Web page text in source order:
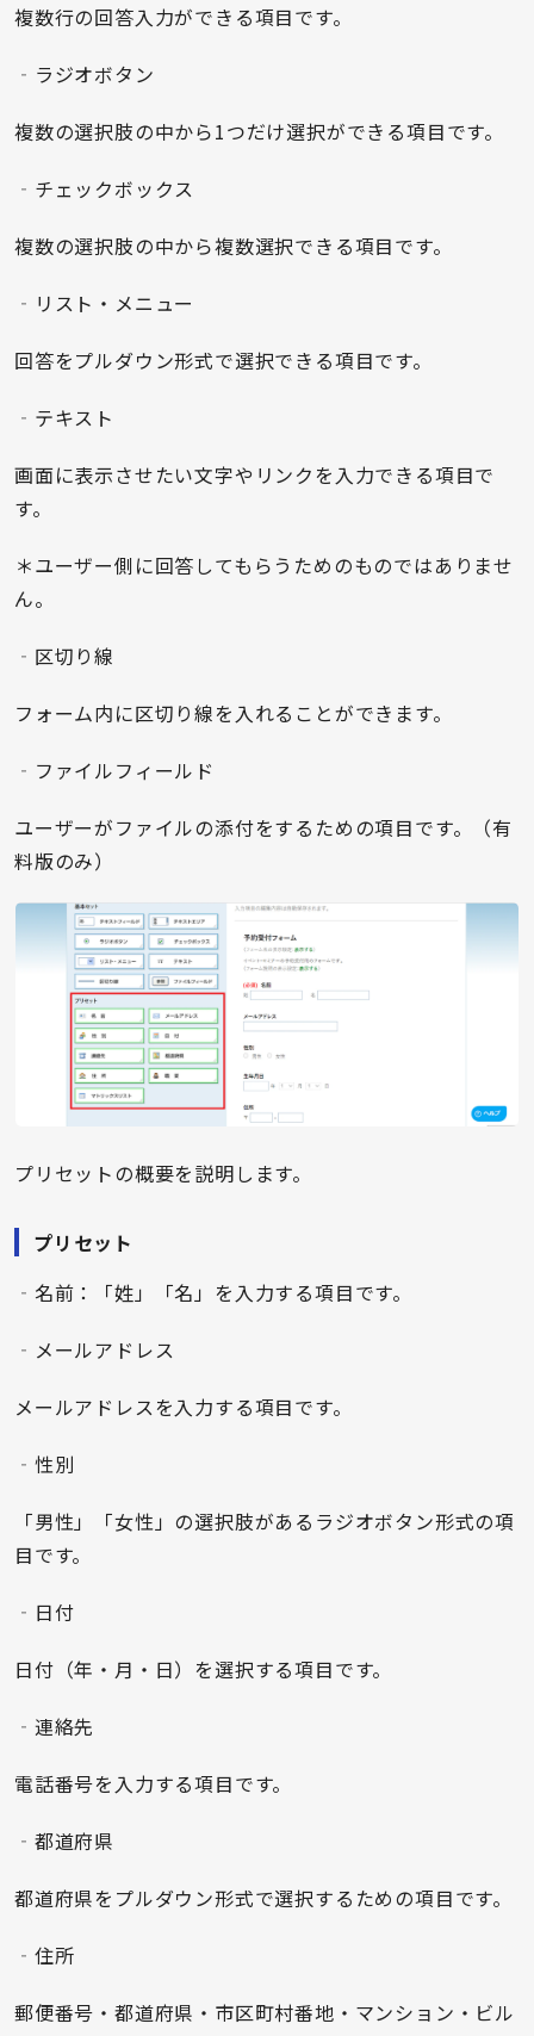
複数行の回答入力ができる項目です。
‐ラジオボタン
複数の選択肢の中から1つだけ選択ができる項目です。
‐チェックボックス
複数の選択肢の中から複数選択できる項目です。
‐リスト・メニュー
回答をプルダウン形式で選択できる項目です。
‐テキスト
画面に表示させたい文字やリンクを入力できる項目で
す。
＊ユーザー側に回答してもらうためのものではありませ
ん。
‐区切り線
フォーム内に区切り線を入れることができます。
‐ファイルフィールド
ユーザーがファイルの添付をするための項目です。（有
料版のみ）
プリセットの概要を説明します。
プリセット
‐名前：「姓」「名」を入力する項目です。
‐メールアドレス
メールアドレスを入力する項目です。
‐性別
「男性」「女性」の選択肢があるラジオボタン形式の項
目です。
‐日付
日付（年・月・日）を選択する項目です。
‐連絡先
電話番号を入力する項目です。
‐都道府県
都道府県をプルダウン形式で選択するための項目です。
‐住所
郵便番号・都道府県・市区町村番地・マンション・ビル